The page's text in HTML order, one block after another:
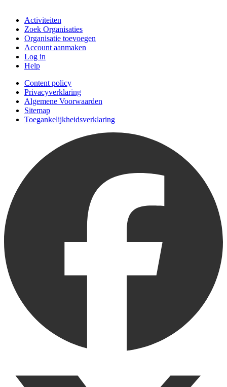
Activiteiten
Zoek Organisaties
Organisatie toevoegen
Account aanmaken
Log in
Help
Content policy
Privacyverklaring
Algemene Voorwaarden
Sitemap
Toegankelijkheidsverklaring